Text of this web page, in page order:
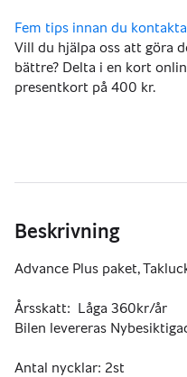
Vill du hjälpa oss att göra
bättre? Delta i en kort
presentkort på 400 kr.
Beskrivning
Advance Plus paket,
Årsskatt:  Låga 360kr/år
Bilen levereras
Antal nycklar: 2st